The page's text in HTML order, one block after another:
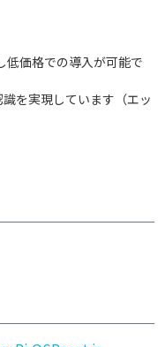
価格での導入が可能で
を実現しています（エッ